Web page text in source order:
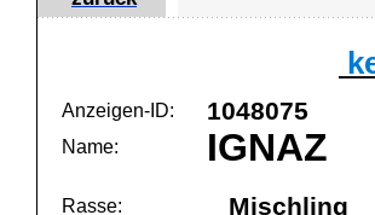
Anzeigen-ID: 1048075
Name: IGNAZ
Rasse: Mischling